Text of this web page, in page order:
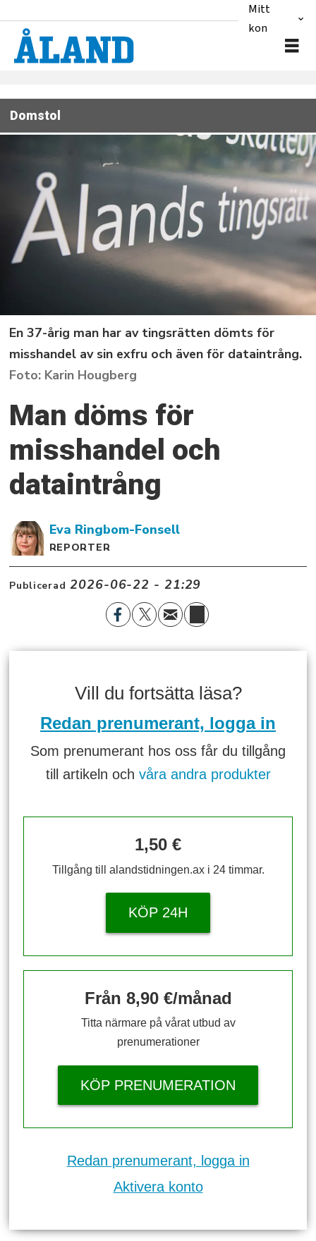
Mitt
konto
Domstol
En 37-årig man har av tingsrätten dömts för
misshandel av sin exfru och även för dataintrång.
Karin Hougberg
Man döms för
misshandel och
dataintrång
Eva Ringbom-Fonsell
REPORTER
Publicerad 2026-06-22 - 21:29
Vill du fortsätta läsa?
Redan prenumerant, logga in
Som prenumerant hos oss får du tillgång
till artikeln och våra andra produkter
1,50 €
Tillgång till alandstidningen.ax i 24 timmar.
KÖP 24H
Från 8,90 €/månad
Titta närmare på vårat utbud av
prenumerationer
KÖP PRENUMERATION
Redan prenumerant, logga in
Aktivera konto